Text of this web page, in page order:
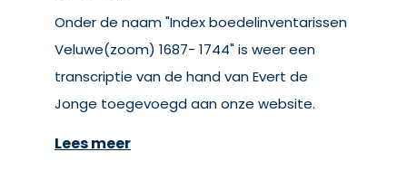
Onder de naam "Index boedelinventarissen
Veluwe(zoom) 1687- 1744" is weer een
transcriptie van de hand van Evert de
Jonge toegevoegd aan onze website.
Lees meer